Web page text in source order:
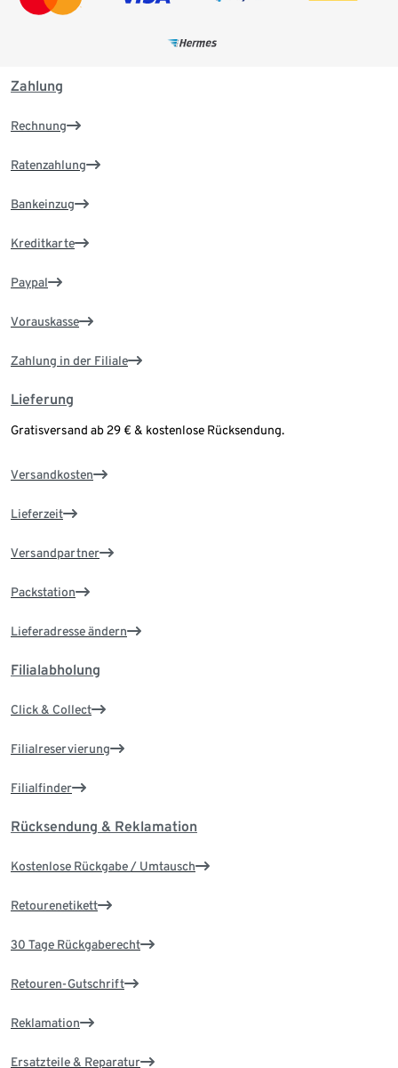
Zahlung
Rechnung
Ratenzahlung
Bankeinzug
Kreditkarte
Paypal
Vorauskasse
Zahlung in der Filiale
Lieferung
Gratisversand ab 29 € & kostenlose Rücksendung.
Versandkosten
Lieferzeit
Versandpartner
Packstation
Lieferadresse ändern
Filialabholung
Click & Collect
Filialreservierung
Filialfinder
Rücksendung & Reklamation
Kostenlose Rückgabe / Umtausch
Retourenetikett
30 Tage Rückgaberecht
Retouren-Gutschrift
Reklamation
Ersatzteile & Reparatur